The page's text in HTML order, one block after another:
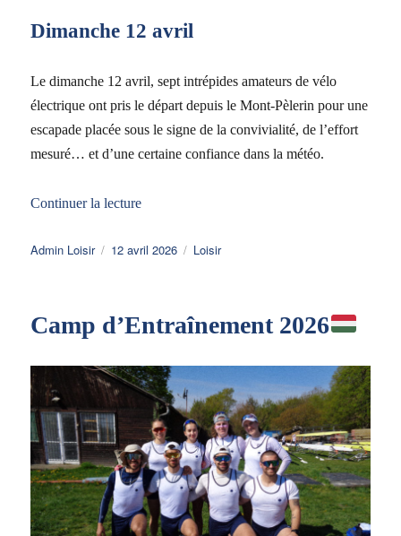
Dimanche 12 avril
Le dimanche 12 avril, sept intrépides amateurs de vélo
électrique ont pris le départ depuis le Mont-Pèlerin pour une
escapade placée sous le signe de la convivialité, de l’effort
mesuré… et d’une certaine confiance dans la météo.
Continuer la lecturede « Balade printanière à vélo 2026 »
Auteur
Admin Loisir
Publié
12 avril 2026 Catégories
Loisir
Camp d’Entraînement 2026